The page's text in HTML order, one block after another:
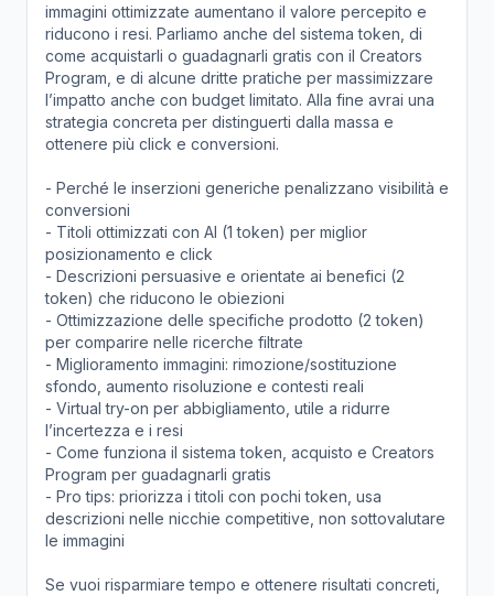
immagini ottimizzate aumentano il valore percepito e
riducono i resi. Parliamo anche del sistema token, di
come acquistarli o guadagnarli gratis con il Creators
Program, e di alcune dritte pratiche per massimizzare
l’impatto anche con budget limitato. Alla fine avrai una
strategia concreta per distinguerti dalla massa e
ottenere più click e conversioni.
- Perché le inserzioni generiche penalizzano visibilità e
conversioni
- Titoli ottimizzati con AI (1 token) per miglior
posizionamento e click
- Descrizioni persuasive e orientate ai benefici (2
token) che riducono le obiezioni
- Ottimizzazione delle specifiche prodotto (2 token)
per comparire nelle ricerche filtrate
- Miglioramento immagini: rimozione/sostituzione
sfondo, aumento risoluzione e contesti reali
- Virtual try-on per abbigliamento, utile a ridurre
l’incertezza e i resi
- Come funziona il sistema token, acquisto e Creators
Program per guadagnarli gratis
- Pro tips: priorizza i titoli con pochi token, usa
descrizioni nelle nicchie competitive, non sottovalutare
le immagini
Se vuoi risparmiare tempo e ottenere risultati concreti,